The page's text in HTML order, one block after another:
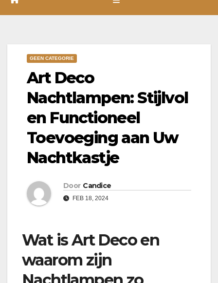
GEEN CATEGORIE
Art Deco
Nachtlampen: Stijlvol
en Functioneel
Toevoeging aan Uw
Nachtkastje
Door Candice
FEB 18, 2024
Wat is Art Deco en
waarom zijn